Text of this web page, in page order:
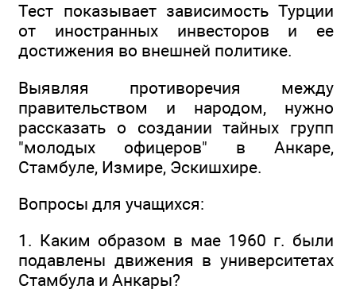
Тест показывает зависимость Турции
от иностранных инвесторов и ее
достижения во внешней политике.
Выявляя противоречия между
правительством и народом, нужно
рассказать о создании тайных групп
"молодых офицеров" в Анкаре,
Стамбуле, Измире, Эскишхире.
Вопросы для учащихся:
1. Каким образом в мае 1960 г. были
подавлены движения в университетах
Стамбула и Анкары?